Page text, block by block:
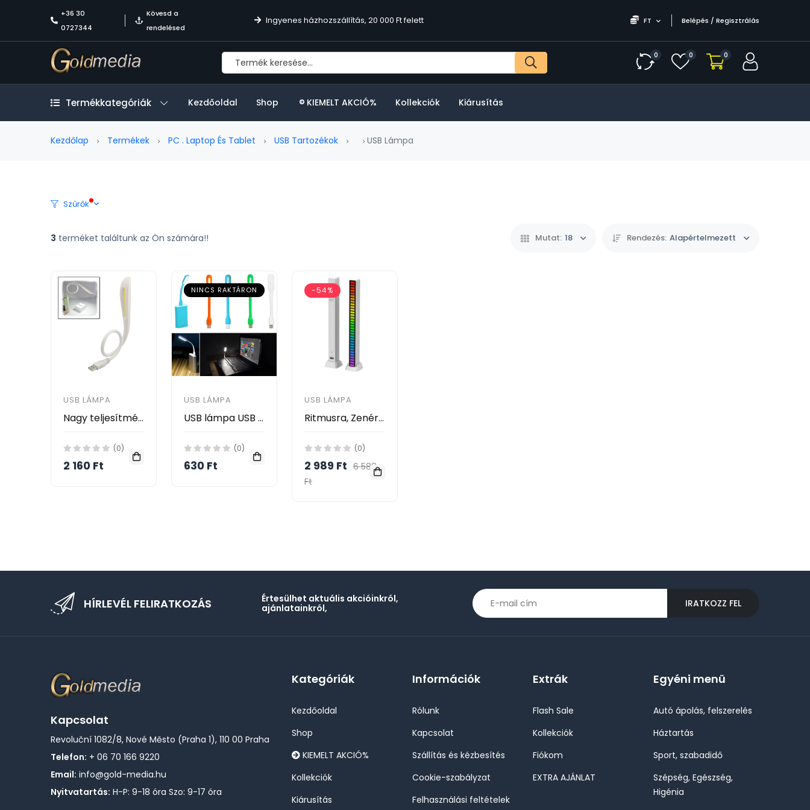
+36 30
0727344
Kövesd a
rendelésed
Ingyenes házhozszállítás, 20 000 Ft felett FT Belépés / Regisztrálás
0 0 0
Termékkategóriák Kezdőoldal Shop KIEMELT AKCIÓ% Kollekciók Kiárusítás
Kezdőlap Termékek PC . Laptop És Tablet USB Tartozékok USB Lámpa
Szűrők
3 terméket találtunk az Ön számára!! Mutat: 18 Rendezés: Alapértelmezett
USB LÁMPA
Nagy teljesítményű USB LED-es Lámpa érintős kapcsolóval (Fehér)
(0)
2 160 Ft
NINCS RAKTÁRON
USB LÁMPA
USB lámpa USB LED Portable Lamp LXS-001 Portable gently insert the instant bright
(0)
630 Ft
-54%
USB LÁMPA
Ritmusra, Zenére villogó RGB Aktív LED
(0)
2 989 Ft 6 588
Ft
HÍRLEVÉL FELIRATKOZÁS
Értesülhet aktuális akcióinkról,
ajánlatainkról,
IRATKOZZ FEL
Kapcsolat
Revoluční 1082/8, Nové Město (Praha 1), 110 00 Praha
Telefon: + 06 70 166 9220
Email: info@gold-media.hu
Nyitvatartás: H-P: 9-18 óra Szo: 9-17 óra
Kategóriák
Kezdőoldal
Shop
KIEMELT AKCIÓ%
Kollekciók
Kiárusítás
Információk
Rólunk
Kapcsolat
Szállítás és kézbesítés
Cookie-szabályzat
Felhasználási feltételek
Extrák
Flash Sale
Kollekciók
Fiókom
EXTRA AJÁNLAT
Egyéni menü
Autó ápolás, felszerelés
Háztartás
Sport, szabadidő
Szépség, Egészség,
Higénia